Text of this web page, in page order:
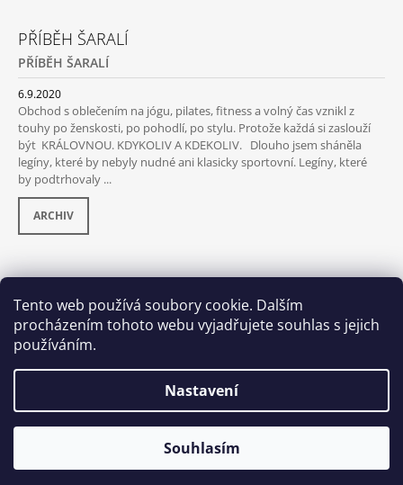
Tento web používá soubory cookie. Dalším
procházením tohoto webu vyjadřujete souhlas s jejich
používáním.
Nastavení
Souhlasím
PŘÍBĚH ŠARALÍ
PŘÍBĚH ŠARALÍ
6.9.2020
Obchod s oblečením na jógu, pilates, fitness a volný čas vznikl z
touhy po ženskosti, po pohodlí, po stylu. Protože každá si zaslouží
být KRÁLOVNOU. KDYKOLIV A KDEKOLIV. Dlouho jsem sháněla
legíny, které by nebyly nudné ani klasicky sportovní. Legíny, které
by podtrhovaly ...
ARCHIV
PŘIJÍMÁME ONLINE PLATBY
© 2026 Šaralí. Všechna práva vyhrazena.